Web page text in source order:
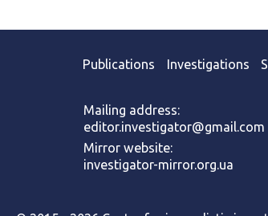
Publications Investigations
Mailing address:
editor.investigator@gmail.com
Mirror website:
investigator-mirror.org.ua